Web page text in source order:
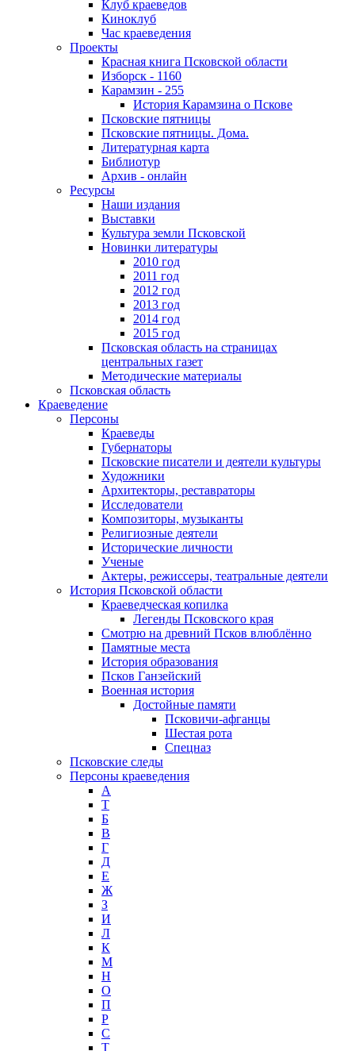
Клуб краеведов
Киноклуб
Час краеведения
Проекты
Красная книга Псковской области
Изборск - 1160
Карамзин - 255
История Карамзина о Пскове
Псковские пятницы
Псковские пятницы. Дома.
Литературная карта
Библиотур
Архив - онлайн
Ресурсы
Наши издания
Выставки
Культура земли Псковской
Новинки литературы
2010 год
2011 год
2012 год
2013 год
2014 год
2015 год
Псковская область на страницах
центральных газет
Методические материалы
Псковская область
Краеведение
Персоны
Краеведы
Губернаторы
Псковские писатели и деятели культуры
Художники
Архитекторы, реставраторы
Исследователи
Композиторы, музыканты
Религиозные деятели
Исторические личности
Ученые
Актеры, режиссеры, театральные деятели
История Псковской области
Краеведческая копилка
Легенды Псковского края
Смотрю на древний Псков влюблённо
Памятные места
История образования
Псков Ганзейский
Военная история
Достойные памяти
Псковичи-афганцы
Шестая рота
Спецназ
Псковские следы
Персоны краеведения
А
T
Б
В
Г
Д
Е
Ж
З
И
Л
К
М
Н
О
П
Р
С
Т